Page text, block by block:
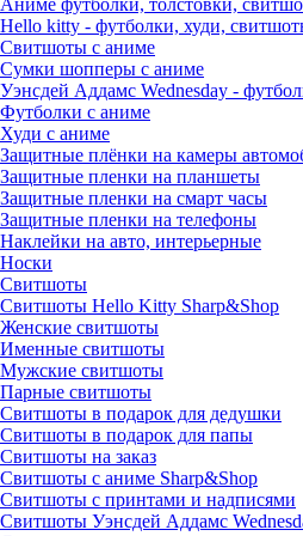
Аниме футболки, толстовки,
Hello kitty - футболки, худи,
Свитшоты с аниме
Сумки шопперы с аниме
Уэнсдей Аддамс Wednesday -
Футболки с аниме
Худи с аниме
Защитные плёнки на камеры
Защитные пленки на планшеты
Защитные пленки на смарт часы
Защитные пленки на телефоны
Наклейки на авто, интерьерные
Носки
Свитшоты
Cвитшоты Hello Kitty Sharp&Shop
Женские свитшоты
Именные свитшоты
Мужские свитшоты
Парные свитшоты
Свитшоты в подарок для дедушки
Свитшоты в подарок для папы
Свитшоты на заказ
Свитшоты с аниме Sharp&Shop
Свитшоты с принтами и надписями
Свитшоты Уэнсдей Аддамс